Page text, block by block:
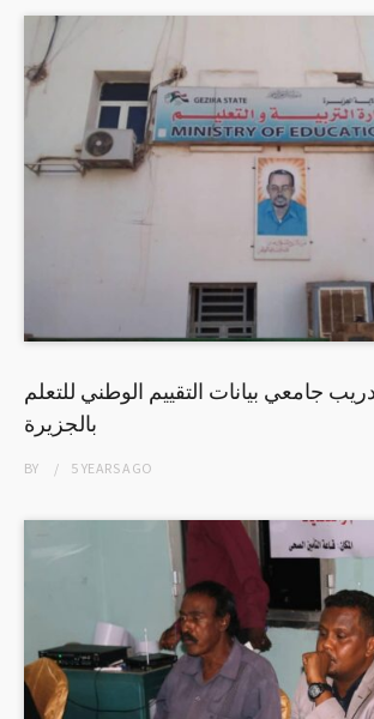
جامعي بيانات التقييم الوطني للتعلم
بالجزيرة
BY 5 YEARSAGO